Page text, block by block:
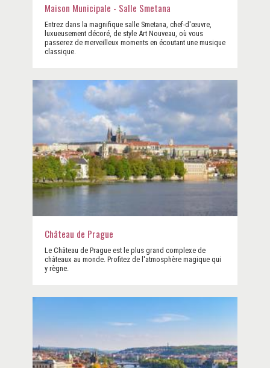
Maison Municipale - Salle Smetana
Entrez dans la magnifique salle Smetana, chef-d'œuvre,
luxueusement décoré, de style Art Nouveau, où vous
passerez de merveilleux moments en écoutant une musique
classique.
Château de Prague
Le Château de Prague est le plus grand complexe de
châteaux au monde. Profitez de l'atmosphère magique qui
y règne.